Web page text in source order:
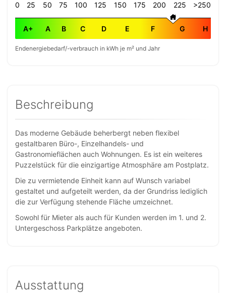
0 25 50 75 100 125 150 175 200 225 >250
A+ A B C D E F G H
Endenergiebedarf/-verbrauch in kWh je m² und Jahr
Beschreibung
Das moderne Gebäude beherbergt neben flexibel
gestaltbaren Büro-, Einzelhandels- und
Gastronomieflächen auch Wohnungen. Es ist ein weiteres
Puzzelstück für die einzigartige Atmosphäre am Postplatz.
Die zu vermietende Einheit kann auf Wunsch variabel
gestaltet und aufgeteilt werden, da der Grundriss lediglich
die zur Verfügung stehende Fläche umzeichnet.
Sowohl für Mieter als auch für Kunden werden im 1. und 2.
Untergeschoss Parkplätze angeboten.
Ausstattung